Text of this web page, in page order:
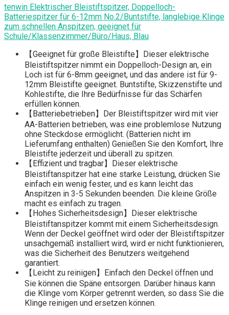
tenwin Elektrischer Bleistiftspitzer, Doppelloch-
Batteriespitzer für 6-12mm No.2/Buntstifte, langlebige Klinge
zum schnellen Anspitzen, geeignet für
Schule/Klassenzimmer/Büro/Haus, Blau
【Geeignet für große Bleistifte】Dieser elektrische
Bleistiftspitzer nimmt ein Doppelloch-Design an, ein
Loch ist für 6-8mm geeignet, und das andere ist für 9-
12mm Bleistifte geeignet. Buntstifte, Skizzenstifte und
Kohlestifte, die Ihre Bedürfnisse für das Schärfen
erfüllen können.
【Batteriebetrieben】Der Bleistiftspitzer wird mit vier
AA-Batterien betrieben, was eine problemlose Nutzung
ohne Steckdose ermöglicht. (Batterien nicht im
Lieferumfang enthalten) Genießen Sie den Komfort, Ihre
Bleistifte jederzeit und überall zu spitzen.
【Effizient und tragbar】Dieser elektrische
Bleistiftanspitzer hat eine starke Leistung, drücken Sie
einfach ein wenig fester, und es kann leicht das
Anspitzen in 3-5 Sekunden beenden. Die kleine Größe
macht es einfach zu tragen.
【Hohes Sicherheitsdesign】Dieser elektrische
Bleistiftanspitzer kommt mit einem Sicherheitsdesign.
Wenn der Deckel geöffnet wird oder der Bleistiftspitzer
unsachgemäß installiert wird, wird er nicht funktionieren,
was die Sicherheit des Benutzers weitgehend
garantiert.
【Leicht zu reinigen】Einfach den Deckel öffnen und
Sie können die Späne entsorgen. Darüber hinaus kann
die Klinge vom Körper getrennt werden, so dass Sie die
Klinge reinigen und ersetzen können.